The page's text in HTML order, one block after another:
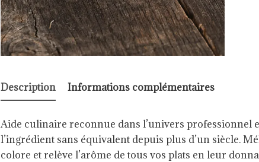
Description Informations complémentaires
Aide culinaire reconnue dans l’univers professionnel
l’ingrédient sans équivalent depuis plus d’un siècle.
colore et relève l’arôme de tous vos plats en leur